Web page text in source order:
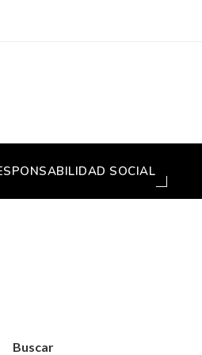
SOCIAL
Buscar